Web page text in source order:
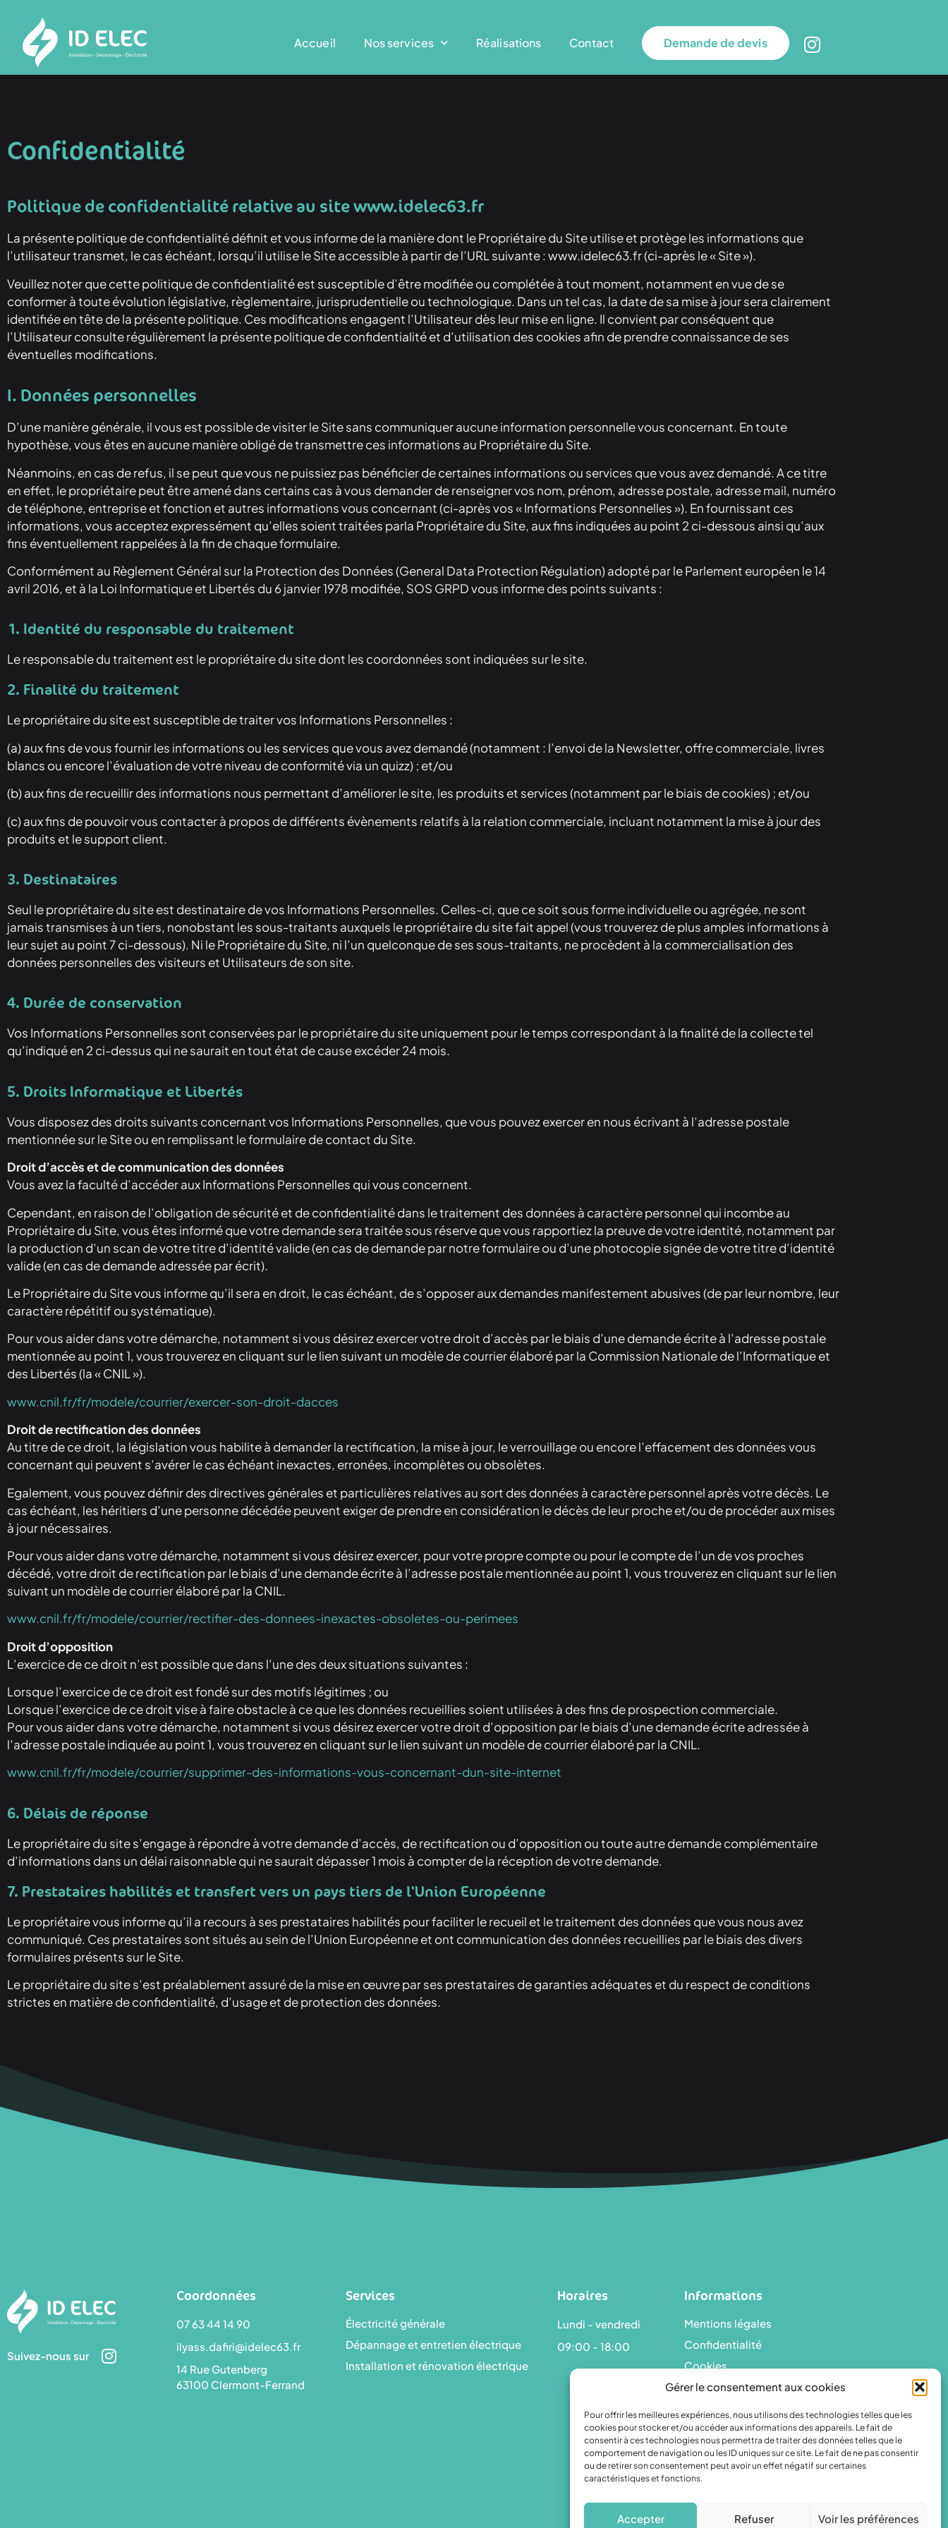
Gérer le consentement aux cookies
Pour offrir les meilleures expériences, nous utilisons des technologies telles que les
cookies pour stocker et/ou accéder aux informations des appareils. Le fait de
consentir à ces technologies nous permettra de traiter des données telles que le
comportement de navigation ou les ID uniques sur ce site. Le fait de ne pas consentir
ou de retirer son consentement peut avoir un effet négatif sur certaines
caractéristiques et fonctions.
Accepter Refuser Voir les préférences
Accueil Nos services Réalisations Contact Demande de devis
Confidentialité
Politique de confidentialité relative au site www.idelec63.fr
La présente politique de confidentialité définit et vous informe de la manière dont le Propriétaire du Site utilise et protège les informations que
l’utilisateur transmet, le cas échéant, lorsqu’il utilise le Site accessible à partir de l’URL suivante : www.idelec63.fr (ci-après le « Site »).
Veuillez noter que cette politique de confidentialité est susceptible d’être modifiée ou complétée à tout moment, notamment en vue de se
conformer à toute évolution législative, règlementaire, jurisprudentielle ou technologique. Dans un tel cas, la date de sa mise à jour sera clairement
identifiée en tête de la présente politique. Ces modifications engagent l’Utilisateur dès leur mise en ligne. Il convient par conséquent que
l’Utilisateur consulte régulièrement la présente politique de confidentialité et d’utilisation des cookies afin de prendre connaissance de ses
éventuelles modifications.
I. Données personnelles
D’une manière générale, il vous est possible de visiter le Site sans communiquer aucune information personnelle vous concernant. En toute
hypothèse, vous êtes en aucune manière obligé de transmettre ces informations au Propriétaire du Site.
Néanmoins, en cas de refus, il se peut que vous ne puissiez pas bénéficier de certaines informations ou services que vous avez demandé. A ce titre
en effet, le propriétaire peut être amené dans certains cas à vous demander de renseigner vos nom, prénom, adresse postale, adresse mail, numéro
de téléphone, entreprise et fonction et autres informations vous concernant (ci-après vos « Informations Personnelles »). En fournissant ces
informations, vous acceptez expressément qu’elles soient traitées parla Propriétaire du Site, aux fins indiquées au point 2 ci-dessous ainsi qu’aux
fins éventuellement rappelées à la fin de chaque formulaire.
Conformément au Règlement Général sur la Protection des Données (General Data Protection Régulation) adopté par le Parlement européen le 14
avril 2016, et à la Loi Informatique et Libertés du 6 janvier 1978 modifiée, SOS GRPD vous informe des points suivants :
1. Identité du responsable du traitement
Le responsable du traitement est le propriétaire du site dont les coordonnées sont indiquées sur le site.
2. Finalité du traitement
Le propriétaire du site est susceptible de traiter vos Informations Personnelles :
(a) aux fins de vous fournir les informations ou les services que vous avez demandé (notamment : l’envoi de la Newsletter, offre commerciale, livres
blancs ou encore l’évaluation de votre niveau de conformité via un quizz) ; et/ou
(b) aux fins de recueillir des informations nous permettant d’améliorer le site, les produits et services (notamment par le biais de cookies) ; et/ou
(c) aux fins de pouvoir vous contacter à propos de différents évènements relatifs à la relation commerciale, incluant notamment la mise à jour des
produits et le support client.
3. Destinataires
Seul le propriétaire du site est destinataire de vos Informations Personnelles. Celles-ci, que ce soit sous forme individuelle ou agrégée, ne sont
jamais transmises à un tiers, nonobstant les sous-traitants auxquels le propriétaire du site fait appel (vous trouverez de plus amples informations à
leur sujet au point 7 ci-dessous). Ni le Propriétaire du Site, ni l’un quelconque de ses sous-traitants, ne procèdent à la commercialisation des
données personnelles des visiteurs et Utilisateurs de son site.
4. Durée de conservation
Vos Informations Personnelles sont conservées par le propriétaire du site uniquement pour le temps correspondant à la finalité de la collecte tel
qu’indiqué en 2 ci-dessus qui ne saurait en tout état de cause excéder 24 mois.
5. Droits Informatique et Libertés
Vous disposez des droits suivants concernant vos Informations Personnelles, que vous pouvez exercer en nous écrivant à l’adresse postale
mentionnée sur le Site ou en remplissant le formulaire de contact du Site.
Droit d’accès et de communication des données
Vous avez la faculté d’accéder aux Informations Personnelles qui vous concernent.
Cependant, en raison de l’obligation de sécurité et de confidentialité dans le traitement des données à caractère personnel qui incombe au
Propriétaire du Site, vous êtes informé que votre demande sera traitée sous réserve que vous rapportiez la preuve de votre identité, notamment par
la production d’un scan de votre titre d’identité valide (en cas de demande par notre formulaire ou d’une photocopie signée de votre titre d’identité
valide (en cas de demande adressée par écrit).
Le Propriétaire du Site vous informe qu’il sera en droit, le cas échéant, de s’opposer aux demandes manifestement abusives (de par leur nombre, leur
caractère répétitif ou systématique).
Pour vous aider dans votre démarche, notamment si vous désirez exercer votre droit d’accès par le biais d’une demande écrite à l’adresse postale
mentionnée au point 1, vous trouverez en cliquant sur le lien suivant un modèle de courrier élaboré par la Commission Nationale de l’Informatique et
des Libertés (la « CNIL »).
www.cnil.fr/fr/modele/courrier/exercer-son-droit-dacces
Droit de rectification des données
Au titre de ce droit, la législation vous habilite à demander la rectification, la mise à jour, le verrouillage ou encore l’effacement des données vous
concernant qui peuvent s’avérer le cas échéant inexactes, erronées, incomplètes ou obsolètes.
Egalement, vous pouvez définir des directives générales et particulières relatives au sort des données à caractère personnel après votre décès. Le
cas échéant, les héritiers d’une personne décédée peuvent exiger de prendre en considération le décès de leur proche et/ou de procéder aux mises
à jour nécessaires.
Pour vous aider dans votre démarche, notamment si vous désirez exercer, pour votre propre compte ou pour le compte de l’un de vos proches
décédé, votre droit de rectification par le biais d’une demande écrite à l’adresse postale mentionnée au point 1, vous trouverez en cliquant sur le lien
suivant un modèle de courrier élaboré par la CNIL.
www.cnil.fr/fr/modele/courrier/rectifier-des-donnees-inexactes-obsoletes-ou-perimees
Droit d’opposition
L’exercice de ce droit n’est possible que dans l’une des deux situations suivantes :
Lorsque l’exercice de ce droit est fondé sur des motifs légitimes ; ou
Lorsque l’exercice de ce droit vise à faire obstacle à ce que les données recueillies soient utilisées à des fins de prospection commerciale.
Pour vous aider dans votre démarche, notamment si vous désirez exercer votre droit d’opposition par le biais d’une demande écrite adressée à
l’adresse postale indiquée au point 1, vous trouverez en cliquant sur le lien suivant un modèle de courrier élaboré par la CNIL.
www.cnil.fr/fr/modele/courrier/supprimer-des-informations-vous-concernant-dun-site-internet
6. Délais de réponse​
Le propriétaire du site s’engage à répondre à votre demande d’accès, de rectification ou d’opposition ou toute autre demande complémentaire
d’informations dans un délai raisonnable qui ne saurait dépasser 1 mois à compter de la réception de votre demande.
7. Prestataires habilités et transfert vers un pays tiers de l'Union Européenne​
Le propriétaire vous informe qu’il a recours à ses prestataires habilités pour faciliter le recueil et le traitement des données que vous nous avez
communiqué. Ces prestataires sont situés au sein de l’Union Européenne et ont communication des données recueillies par le biais des divers
formulaires présents sur le Site.
Le propriétaire du site s’est préalablement assuré de la mise en œuvre par ses prestataires de garanties adéquates et du respect de conditions
strictes en matière de confidentialité, d’usage et de protection des données.
Suivez-nous sur
Coordonnées
07 63 44 14 90
ilyass.dafiri@idelec63.fr
14 Rue Gutenberg
63100 Clermont-Ferrand
Services
Électricité générale
Dépannage et entretien électrique
Installation et rénovation électrique
Horaires
Lundi - vendredi
09:00 - 18:00
Informations
Mentions légales
Confidentialité
Cookies
Réalisé avec passion parCLIC&IT